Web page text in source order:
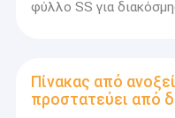
Λουρίδα
φύλλο SS για
Πίνακας από
προστατεύει από
κενό επικάλυψη και
Η Guangdong Grand